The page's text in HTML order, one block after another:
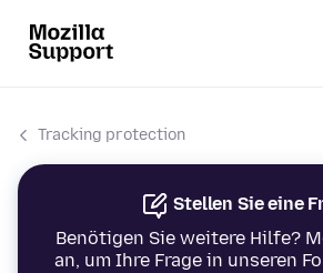
Tracking protection
Stellen Sie eine
Benötigen Sie weitere Hilfe?
an, um Ihre Frage in unseren